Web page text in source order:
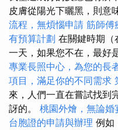
皮膚從陽光下曬黑，則意
流程，無煩惱申請 筋師傅
有預算計劃 在關鍵時期（
一天，如果您不在，最好
專業長照中心，為您的長
項目，滿足你的不同需求
來，人們一直在嘗試找到
訝的。 桃園外燴，無論
台胞證的申請與辦理 例如